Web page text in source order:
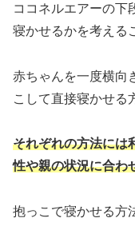
ココネルエアーの下
寝かせるかを考える
赤ちゃんを一度横向
こして直接寝かせる
それぞれの方法には
性や親の状況に合わ
抱っこで寝かせる方